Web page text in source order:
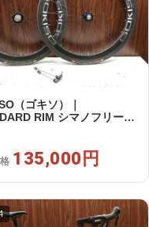
（ゴキソ）｜
RIM シマノフリー
135,000円